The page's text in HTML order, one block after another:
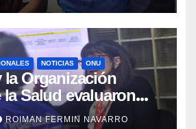
NOTICIAS ONU
la Organización
Salud evaluaron
integral en
ROIMAN FERMIN NAVARRO